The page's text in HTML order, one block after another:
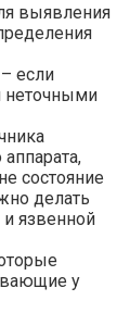
выявления
если
неточными
состояние
делать
и язвенной
у